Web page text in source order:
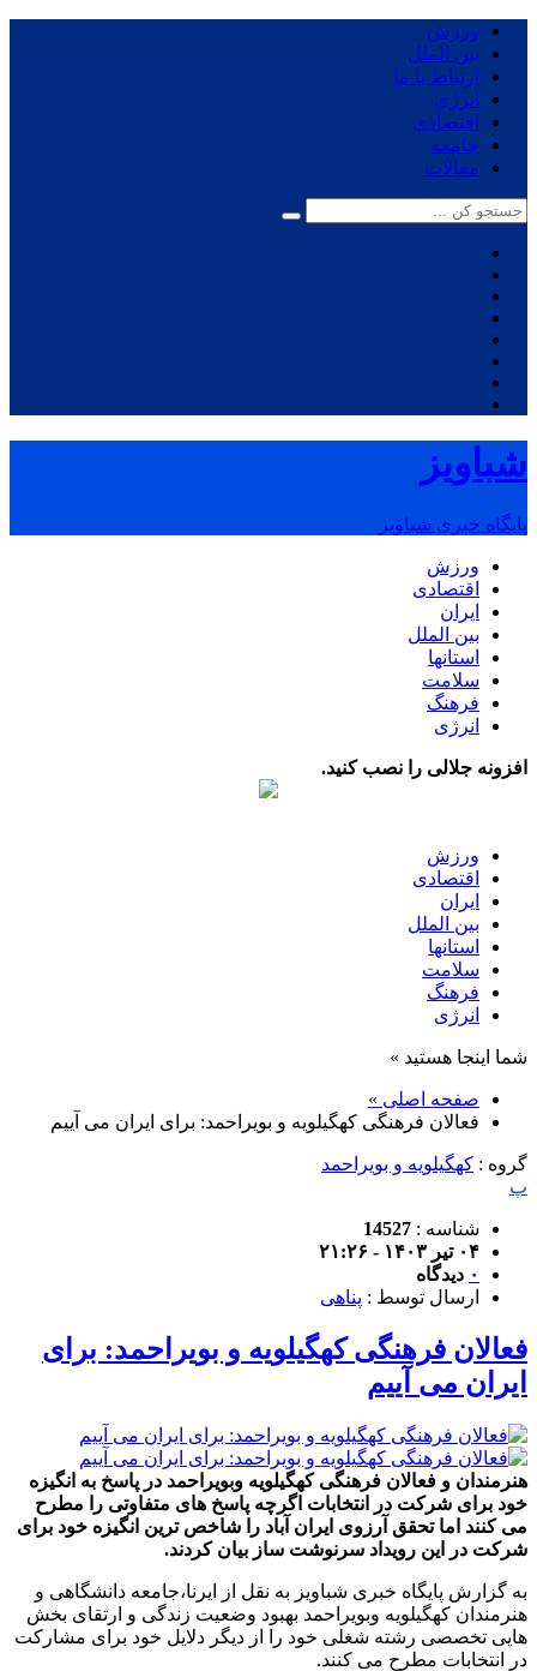
ورزش
بین الملل
ارتباط با ما
انرژی
اقتصادی
جامعه
مقالات
شباویز
پایگاه خبری شباویز
ورزش
اقتصادی
ایران
بین الملل
استانها
سلامت
فرهنگ
انرژی
افزونه جلالی را نصب کنید.
ورزش
اقتصادی
ایران
بین الملل
استانها
سلامت
فرهنگ
انرژی
شما اینجا هستید »
صفحه اصلی »
فعالان فرهنگی کهگیلویه و بویراحمد: برای ایران می آییم
گروه : کهگیلویه و بویراحمد
پ
شناسه : 14527
۰۴ تیر ۱۴۰۳ - ۲۱:۲۶
۰ دیدگاه
ارسال توسط : پناهی
فعالان فرهنگی کهگیلویه و بویراحمد: برای
ایران می آییم
هنرمندان و فعالان فرهنگی کهگیلویه وبویراحمد در پاسخ به انگیزه
خود برای شرکت در انتخابات اگرچه پاسخ های متفاوتی را مطرح
می کنند اما تحقق آرزوی ایران آباد را شاخص ترین انگیزه خود برای
شرکت در این رویداد سرنوشت ساز بیان کردند.
به گزارش پایگاه خبری شباویز به نقل از ایرنا،جامعه دانشگاهی و
هنرمندان کهگیلویه وبویراحمد بهبود وضعیت زندگی و ارتقای بخش
هایی تخصصی رشته شغلی خود را از دیگر دلایل خود برای مشارکت
در انتخابات مطرح می کنند.